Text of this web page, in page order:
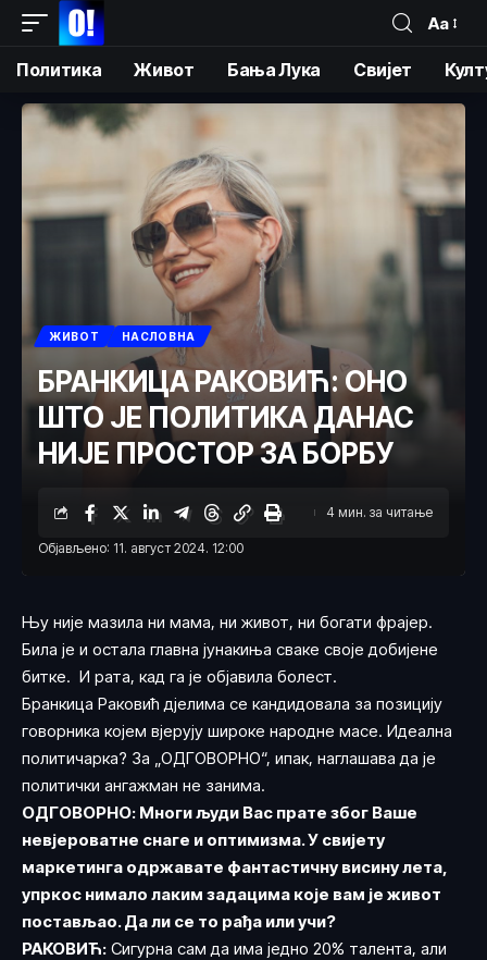
Аа
Политика Живот Бања Лука Свијет
ЖИВОТ НАСЛОВНА
БРАНКИЦА РАКОВИЋ: ОНО
ШТО ЈЕ ПОЛИТИКА ДАНАС
НИЈЕ ПРОСТОР ЗА БОРБУ
Објављено: 11. август 2024. 12:00
4 мин. за читање
Њу није мазила ни мама, ни живот, ни богати фрајер.
Била је и остала главна јунакиња сваке своје добијене
битке. И рата, кад га је објавила болест.
Бранкица Раковић дјелима се кандидовала за позицију
говорника којем вјерују широке народне масе. Идеална
политичарка? За „ОДГОВОРНО“, ипак, наглашава да је
политички ангажман не занима.
ОДГОВОРНО: Многи људи Вас прате због Ваше
невјероватне снаге и оптимизма. У свијету
маркетинга одржавате фантастичну висину лета,
упркос нимало лаким задацима које вам је живот
постављао. Да ли се то рађа или учи?
РАКОВИЋ: Сигурна сам да има једно 20% талента, али